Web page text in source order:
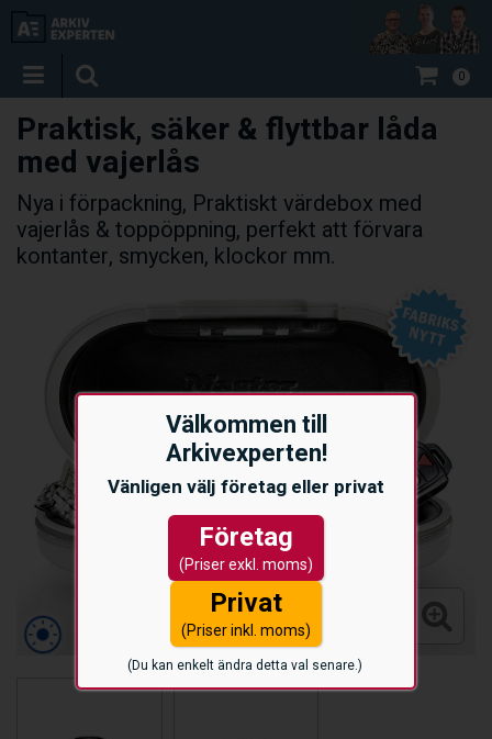
Välkommen till
Arkivexperten!
Vänligen välj företag eller privat
Företag
(Priser exkl. moms)
Privat
(Priser inkl. moms)
(Du kan enkelt ändra detta val senare.)
0
Praktisk, säker & flyttbar låda
med vajerlås
Nya i förpackning, Praktiskt värdebox med
vajerlås & toppöppning, perfekt att förvara
kontanter, smycken, klockor mm.